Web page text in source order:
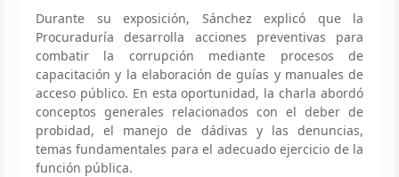
Durante su exposición, Sánchez explicó que la
Procuraduría desarrolla acciones preventivas para
combatir la corrupción mediante procesos de
capacitación y la elaboración de guías y manuales de
acceso público. En esta oportunidad, la charla abordó
conceptos generales relacionados con el deber de
probidad, el manejo de dádivas y las denuncias,
temas fundamentales para el adecuado ejercicio de la
función pública.